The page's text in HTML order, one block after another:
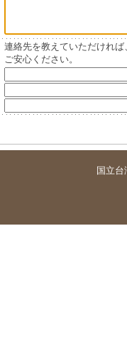
連絡先を教えていただけれ
ご安心ください。
国立台